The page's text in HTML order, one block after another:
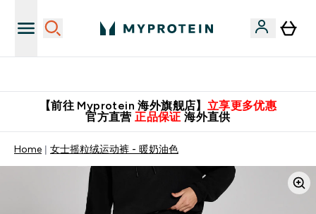
【前往 Myprotein 海外旗舰店】 立享更多优惠
官方直营 正品保证 海外直供
Home 女士摇粒绒运动裤 - 暖奶油色